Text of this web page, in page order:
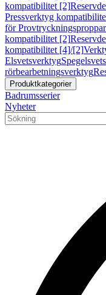
kompatibilitet [2]
Pressverktyg
för Provtryckningsproppar
kompatibilitet [2]
kompatibilitet [4]/[2]
Elsvetsverktyg
rörbearbetningsverktyg
Produktkategorier
Badrumsserier
Nyheter